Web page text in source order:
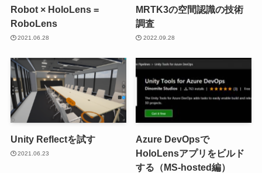
Robot × HoloLens =
RoboLens
2021.06.28
MRTK3の空間認識の技術
調査
2022.09.28
Unity Reflectを試す
2021.06.23
Azure DevOpsで
HoloLensアプリをビルド
する（MS-hosted編）